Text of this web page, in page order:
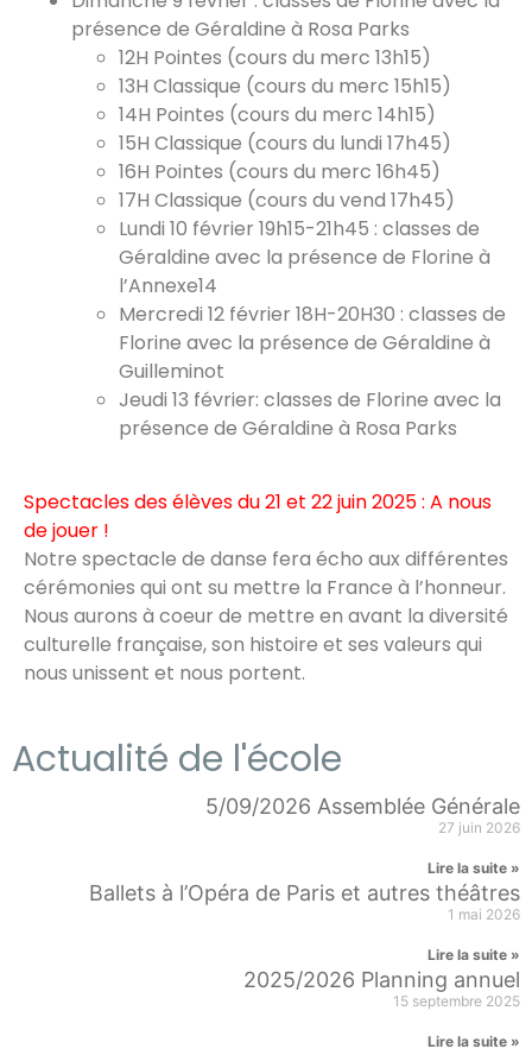
présence de Géraldine à Rosa Parks
12H Pointes (cours du merc 13h15)
13H Classique (cours du merc 15h15)
14H Pointes (cours du merc 14h15)
15H Classique (cours du lundi 17h45)
16H Pointes (cours du merc 16h45)
17H Classique (cours du vend 17h45)
Lundi 10 février 19h15-21h45 : classes de
Géraldine avec la présence de Florine à
l’Annexe14
Mercredi 12 février 18H-20H30 : classes de
Florine avec la présence de Géraldine à
Guilleminot
Jeudi 13 février: classes de Florine avec la
présence de Géraldine à Rosa Parks
Spectacles des élèves du 21 et 22 juin 2025 : A nous
de jouer !
Notre spectacle de danse fera écho aux différentes
cérémonies qui ont su mettre la France à l’honneur.
Nous aurons à coeur de mettre en avant la diversité
culturelle française, son histoire et ses valeurs qui
nous unissent et nous portent.
Actualité de l'école
5/09/2026 Assemblée Générale
27 juin 2026
Lire la suite »
Ballets à l’Opéra de Paris et autres théâtres
1 mai 2026
Lire la suite »
2025/2026 Planning annuel
15 septembre 2025
Lire la suite »